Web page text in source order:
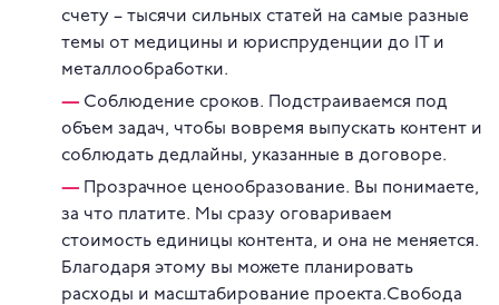
счету – тысячи сильных статей на самые разные
темы от медицины и юриспруденции до IT и
металлообработки.
Соблюдение сроков. Подстраиваемся под
объем задач, чтобы вовремя выпускать контент и
соблюдать дедлайны, указанные в договоре.
Прозрачное ценообразование. Вы понимаете,
за что платите. Мы сразу оговариваем
стоимость единицы контента, и она не меняется.
Благодаря этому вы можете планировать
расходы и масштабирование проекта.Свобода